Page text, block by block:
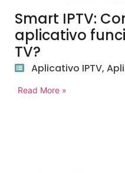
Smart IPTV:
aplicativo
TV?
Aplicativo IPTV,
Read More »